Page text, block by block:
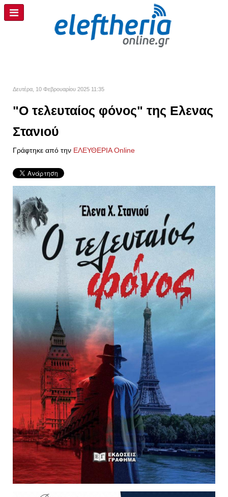
Δευτέρα, 10 Φεβρουαρίου 2025 11:35
"Ο τελευταίος φόνος" της Ελενας
Στανιού
Γράφτηκε από την ΕΛΕΥΘΕΡΙΑ Online